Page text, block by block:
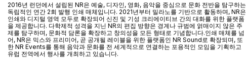
2016년 런던에서 설립된 NR은 예술, 디자인, 영화, 음악을 중심으로 문화 전반을 탐구하는
독립적인 연간 2회 발행 인쇄 매체입니다. 2021년부터 밀라노를 기반으로 활동하며, NR은
인쇄와 디지털 영역 모두로 확장되어 신진 및 기성 크리에이티브 간의 대화를 위한 플랫폼
을 제공합니다. 다학제적 성격을 지닌 NR의 편집 방향은 경계나 규범에 얽매이지 않은 주
제를 탐구하며, 문화적 담론을 확장하고 창의성을 모든 형태로 기념합니다.인쇄 매체를 넘
어, NR은 믹스와 프리미어, 곧 공개될 레이블을 위한 플랫폼인 NR Sound 로 확장되며, 또
한 NR Events를 통해 음악과 문화를 전 세계적으로 연결하는 포용적인 모임을 기획하고
유럽 전역에서 행사를 개최하고 있습니다.